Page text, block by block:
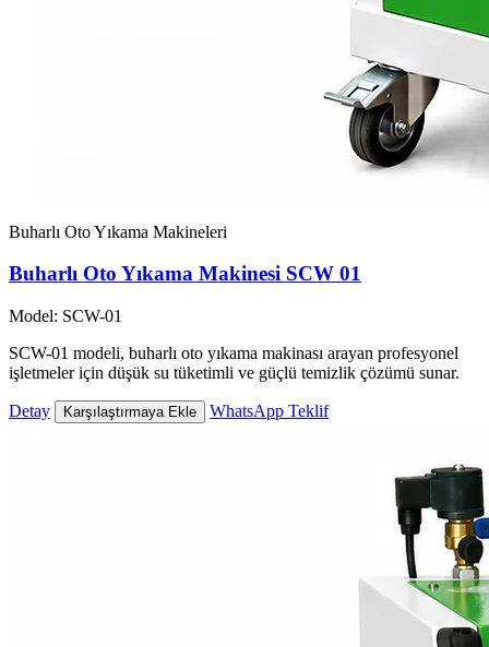
Buharlı Oto Yıkama Makineleri
Buharlı Oto Yıkama Makinesi SCW 01
Model: SCW-01
SCW-01 modeli, buharlı oto yıkama makinası arayan profesyonel
işletmeler için düşük su tüketimli ve güçlü temizlik çözümü sunar.
Detay Karşılaştırmaya Ekle WhatsApp Teklif